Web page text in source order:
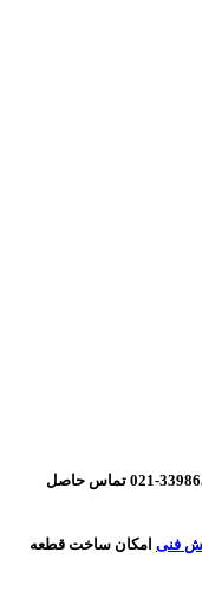
برای راهنمایی بهتر قبل از خرید با بخش فروش 33986572-021 تماس حاصل
فنی امکان ساخت قطعه